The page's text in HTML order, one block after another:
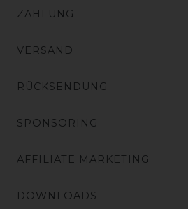
ZAHLUNG
VERSAND
RÜCKSENDUNG
SPONSORING
AFFILIATE MARKETING
DOWNLOADS